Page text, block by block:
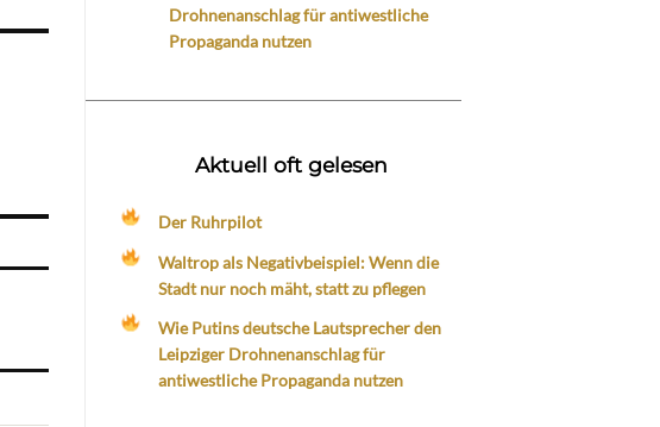
Drohnenanschlag für antiwestliche
Propaganda nutzen
Aktuell oft gelesen
Der Ruhrpilot
Waltrop als Negativbeispiel: Wenn die
Stadt nur noch mäht, statt zu pflegen
Wie Putins deutsche Lautsprecher den
Leipziger Drohnenanschlag für
antiwestliche Propaganda nutzen